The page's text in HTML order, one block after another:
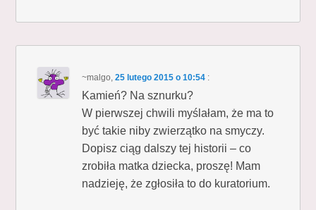
~malgo,25 lutego 2015 o 10:54 :
Kamień? Na sznurku?
W pierwszej chwili myślałam, że ma to
być takie niby zwierzątko na smyczy.
Dopisz ciąg dalszy tej historii – co
zrobiła matka dziecka, proszę! Mam
nadzieję, że zgłosiła to do kuratorium.